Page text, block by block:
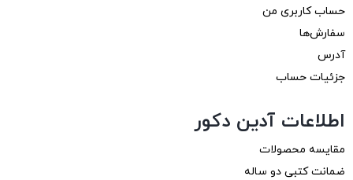
حساب کاربری من
سفارش‌ها
آدرس
جزئیات حساب
اطلاعات آدین دکور
مقایسه محصولات
ضمانت کتبی دو ساله